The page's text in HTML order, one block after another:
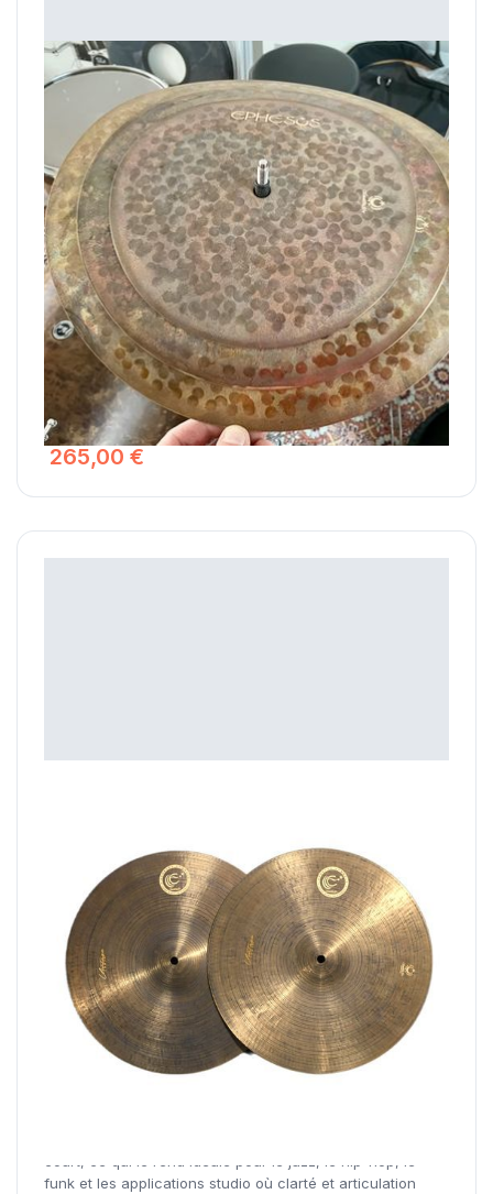
Ephesus Cymbals Clap 9" 11" 13"
Conçu pour reproduire de manière acoustique le son d'un
clap 8bits, ces trois cymbales à la forme et au son
particulier seront très appréciées des amateurs de funk,
disco ,soul, gospel et hip-hop. Il est possible de régler le
decay du stack en serrant plus ou moins l'ailette du pied
de cymbale.
265,00 €
Ephesus Cymbals Vintage 1997 Hi-Hat
Le Hi-Hat Vintage 1997 présente une surface tournée
avec un revêtement appliqué en usine qui réduit la
brillance et accentue la sécheresse. Il offre un son
funk et les applications studio où clarté et articulation